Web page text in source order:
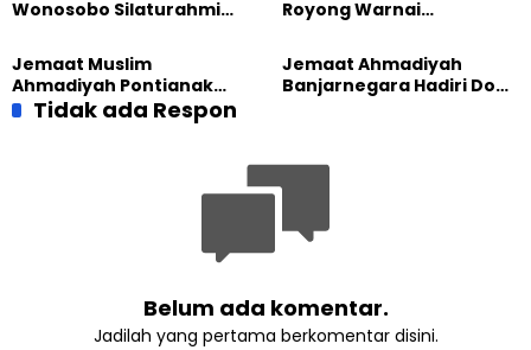
Wonosobo Silaturahmi
GPdI Eben Haezer
Royong Warnai
Masjid di Jemaat
Ahmadiyah Sukapura
Jemaat Muslim
Ahmadiyah Pontianak
dan Gereja Katedral
Perkuat Kolaborasi Sosial
Jemaat Ahmadiyah
Banjarnegara Hadiri Doa
Tidak ada Respon
Belum ada komentar.
Jadilah yang pertama berkomentar disini.